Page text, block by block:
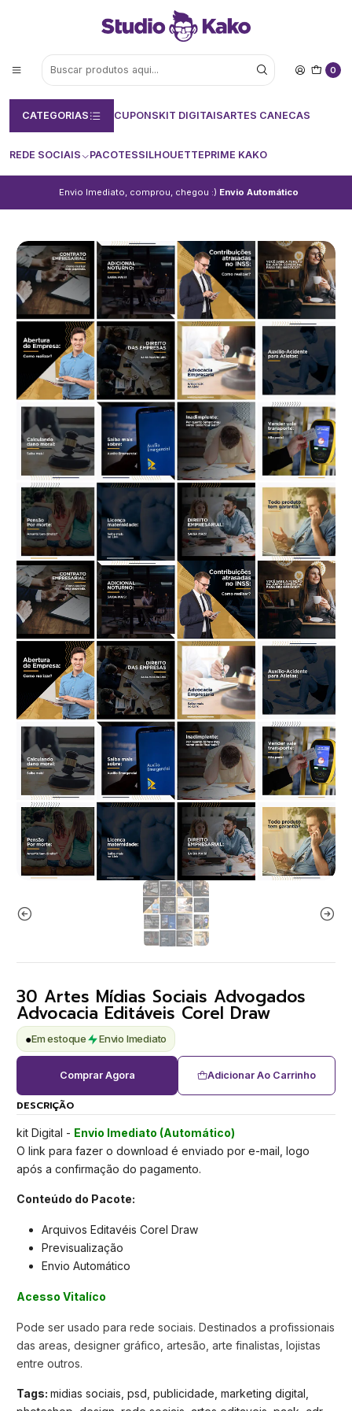
0
CATEGORIAS CUPONSKIT DIGITAISARTES CANECAS
REDE SOCIAIS PACOTESSILHOUETTEPRIME KAKO
Envio Imediato, comprou, chegou :) Envio Automático
30 Artes Mídias Sociais Advogados
Advocacia Editáveis Corel Draw
●Em estoque Envio Imediato
Adicionar Ao Carrinho
Comprar Agora
DESCRIÇÃO
kit Digital - Envio Imediato (Automático)
O link para fazer o download é enviado por e-mail, logo
após a confirmação do pagamento.
Conteúdo do Pacote:
Arquivos Editavéis Corel Draw
Previsualização
Envio Automático
Acesso Vitalíco
Pode ser usado para rede sociais. Destinados a profissionais
das areas, designer gráfico, artesão, arte finalistas, lojistas
entre outros.
Tags: midias sociais, psd, publicidade, marketing digital,